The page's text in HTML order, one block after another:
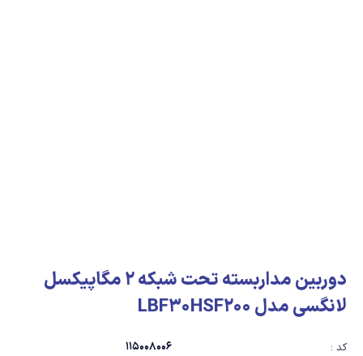
دوربین مداربسته تحت شبکه 2 مگاپیکسل
لانگسی مدل LBF30HSF200
کد : 115008006